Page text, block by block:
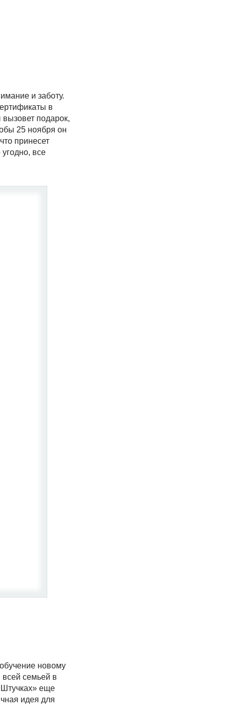
и заботу.
в
подарок,
25 ноября он
принесет
все
новому
семьей в
еще
идея для